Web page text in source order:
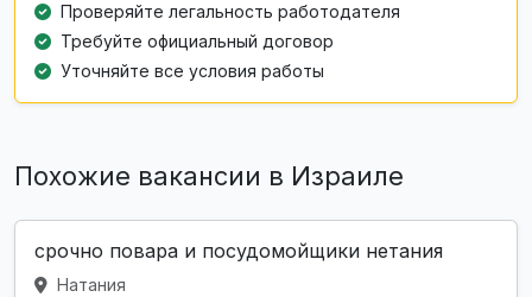
Проверяйте легальность работодателя
Требуйте официальный договор
Уточняйте все условия работы
Похожие вакансии в Израиле
срочно повара и посудомойщики нетания
Натания